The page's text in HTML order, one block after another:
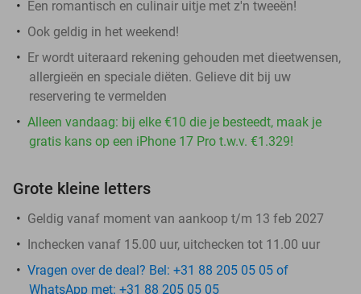
Een romantisch en culinair uitje met z'n tweeën!
Ook geldig in het weekend!
Er wordt uiteraard rekening gehouden met dieetwensen,
allergieën en speciale diëten. Gelieve dit bij uw
reservering te vermelden
Alleen vandaag: bij elke €10 die je besteedt, maak je
gratis kans op een iPhone 17 Pro t.w.v. €1.329!
Grote kleine letters
Geldig vanaf moment van aankoop t/m 13 feb 2027
Inchecken vanaf 15.00 uur, uitchecken tot 11.00 uur
Vragen over de deal? Bel: +31 88 205 05 05 of
WhatsApp met: +31 88 205 05 05